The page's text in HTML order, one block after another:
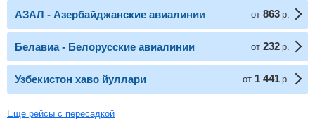
АЗАЛ - Азербайджанские авиалинии от 863 р.
Белавиа - Белорусские авиалинии от 232 р.
Узбекистон хаво йуллари от 1 441 р.
Еще рейсы с пересадкой